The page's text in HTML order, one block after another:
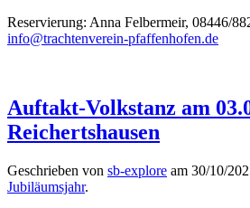
Reservierung: Anna Felbermeir, 08446/
info@trachtenverein-pfaffenhofen.de
Auftakt-Volkstanz am
Reichertshausen
Geschrieben von sb-explore am 30/10/
Jubiläumsjahr.